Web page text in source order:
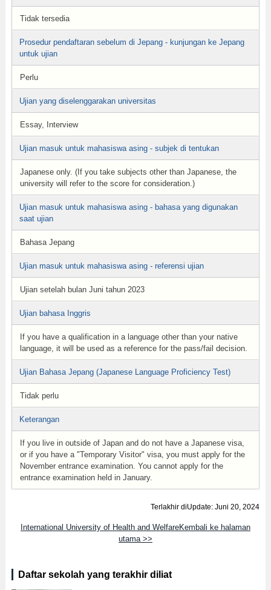
Tidak tersedia
Prosedur pendaftaran sebelum di Jepang - kunjungan ke Jepang
untuk ujian
Perlu
Ujian yang diselenggarakan universitas
Essay, Interview
Ujian masuk untuk mahasiswa asing - subjek di tentukan
Japanese only. (If you take subjects other than Japanese, the
university will refer to the score for consideration.)
Ujian masuk untuk mahasiswa asing - bahasa yang digunakan
saat ujian
Bahasa Jepang
Ujian masuk untuk mahasiswa asing - referensi ujian
Ujian setelah bulan Juni tahun 2023
Ujian bahasa Inggris
If you have a qualification in a language other than your native
language, it will be used as a reference for the pass/fail decision.
Ujian Bahasa Jepang (Japanese Language Proficiency Test)
Tidak perlu
Keterangan
If you live in outside of Japan and do not have a Japanese visa,
or if you have a "Temporary Visitor" visa, you must apply for the
November entrance examination. You cannot apply for the
entrance examination held in January.
Terlakhir diUpdate: Juni 20, 2024
International University of Health and WelfareKembali ke halaman
utama >>
Daftar sekolah yang terakhir diliat